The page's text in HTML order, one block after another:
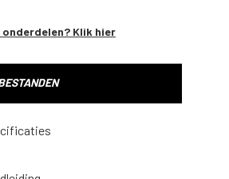
onderdelen? Klik hier